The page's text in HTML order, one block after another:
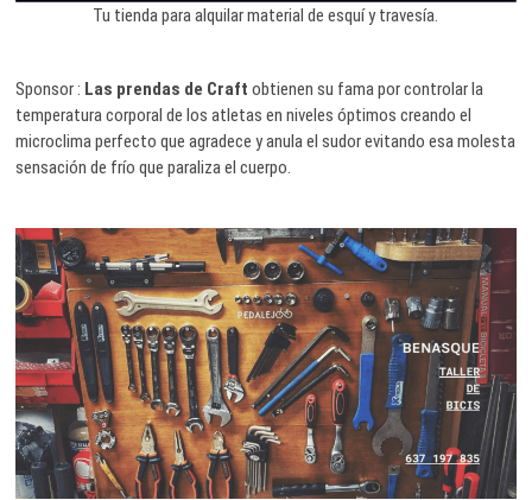
Tu tienda para alquilar material de esquí y travesía.
Sponsor : Las prendas de Craft obtienen su fama por controlar la
temperatura corporal de los atletas en niveles óptimos creando el
microclima perfecto que agradece y anula el sudor evitando esa molesta
sensación de frío que paraliza el cuerpo.